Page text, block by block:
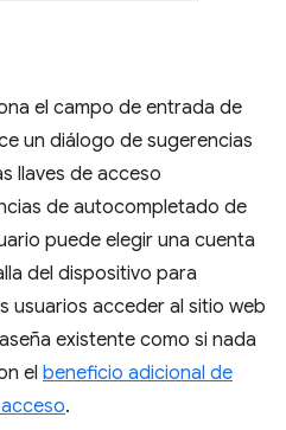
el campo de entrada de
un diálogo de sugerencias
llaves de acceso
de autocompletado de
puede elegir una cuenta
del dispositivo para
usuarios acceder al sitio web
existente como si nada
el beneficio adicional de
.